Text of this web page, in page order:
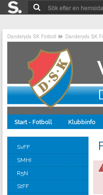
Danderyds SK Fotboll Danderyds SK
Start - Fotboll Klubbinfo
SvFF
SMHI
R5N
StFF